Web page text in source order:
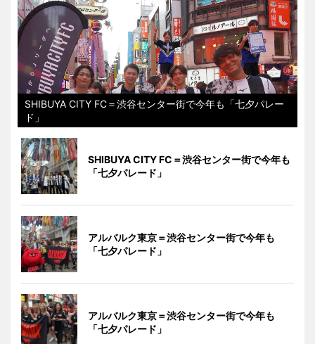
SHIBUYA CITY FC＝渋谷センター街で今年も「七夕パレー
ド」
SHIBUYA CITY FC＝渋谷センター街で今年も
「七夕パレード」
アルバルク東京＝渋谷センター街で今年も
「七夕パレード」
アルバルク東京＝渋谷センター街で今年も
「七夕パレード」